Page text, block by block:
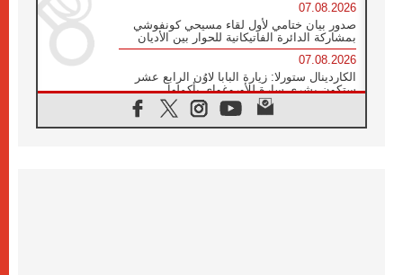
07.08.2026
صدور بيان ختامي لأول لقاء مسيحي كونفوشي
بمشاركة الدائرة الفاتيكانية للحوار بين الأديان
07.08.2026
الكاردينال ستورلا: زيارة البابا لاوُن الرابع عشر
ستكون بشرى سارة للأوروغواي بأكملها
الفاتيكان يعلن برنامج الزيارة الرسولية للبابا لاوُن